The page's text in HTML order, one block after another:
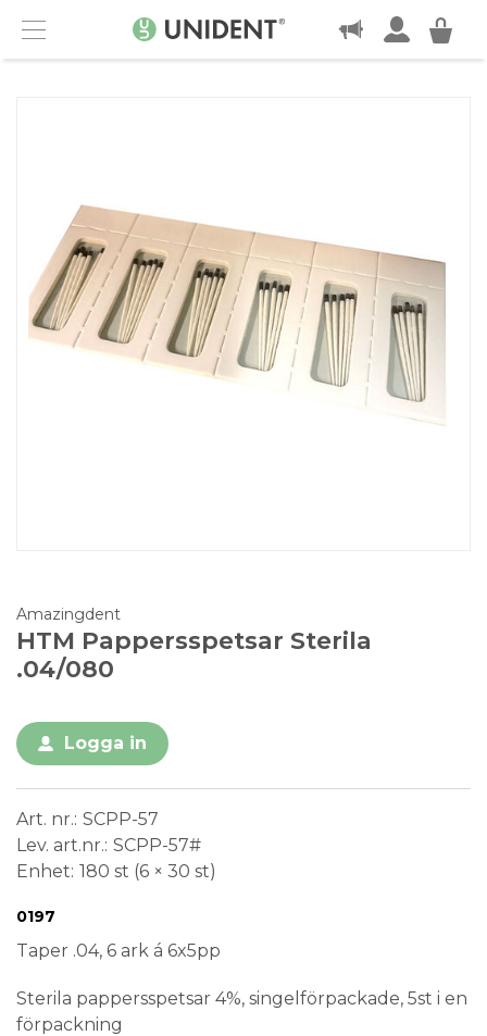
Menu
KONTAKT
Amazingdent
HTM Pappersspetsar Sterila
.04/080
Logga in
Art. nr. SCPP-57
Lev. art.nr. SCPP-57#
Enhet 180 st (6 × 30 st)
Medical Device
0197
Taper .04, 6 ark á 6x5pp
Sterila pappersspetsar 4%, singelförpackade, 5st i en
förpackning